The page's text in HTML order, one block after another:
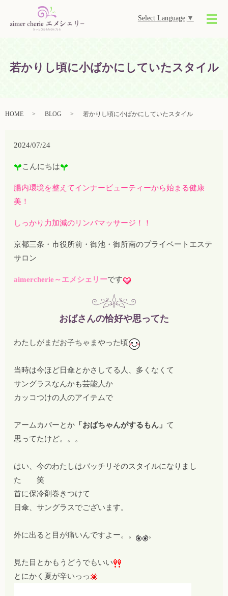
Select Language ▼
メ
若かりし頃に小ばかにしていたスタイル
HOME BLOG 若かりし頃に小ばかにしていたスタイル
2024/07/24
こんにちは
腸内環境を整えてインナービューティーから始まる健康
美！
しっかり力加減のリンパマッサージ！！
京都三条・市役所前・御池・御所南のプライベートエステ
サロン
aimercherie～エメシェリーです
おばさんの恰好や思ってた
わたしがまだお子ちゃまやった頃
当時は今ほど日傘とかさしてる人、多くなくて
サングラスなんかも芸能人か
カッコつけの人のアイテムで
アームカバーとか 「おばちゃんがするもん」て
思ってたけど。。。
はい、今のわたしはバッチリそのスタイルになりまし
た 笑
首に保冷剤巻きつけて
日傘、サングラスでございます。
外に出ると目が痛いんですよー。。 。
見た目とかもうどうでもいい
とにかく夏が辛いっっ